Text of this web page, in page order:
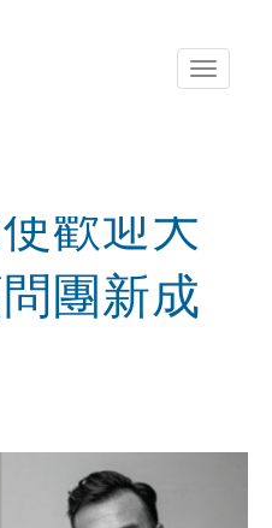
Toggle
歡迎大
團新成